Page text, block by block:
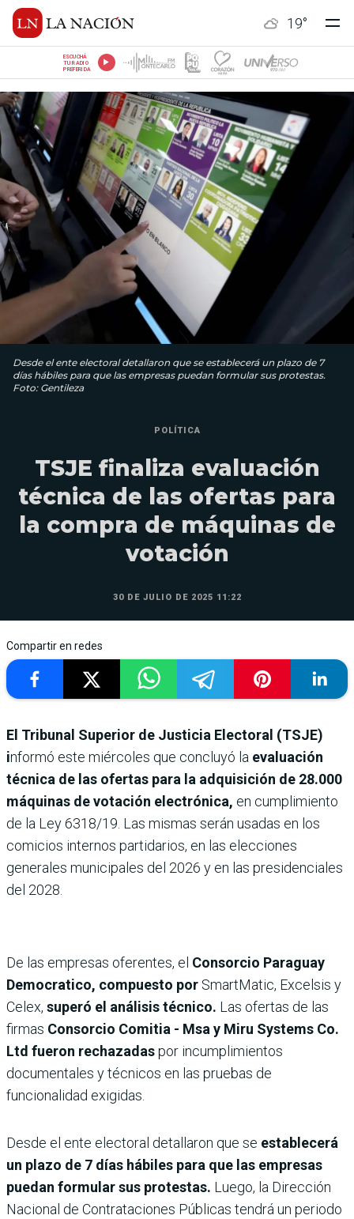
19°
ESCUCHÁ
TU RADIO
PREFERIDA
Desde el ente electoral detallaron que se establecerá un plazo de 7
días hábiles para que las empresas puedan formular sus protestas.
Foto: Gentileza
POLÍTICA
TSJE finaliza evaluación
técnica de las ofertas para
la compra de máquinas de
votación
30 DE JULIO DE 2025 11:22
Compartir en redes
El Tribunal Superior de Justicia Electoral (TSJE)
informó este miércoles que concluyó la evaluación
técnica de las ofertas para la adquisición de 28.000
máquinas de votación electrónica, en cumplimiento
de la Ley 6318/19. Las mismas serán usadas en los
comicios internos partidarios, en las elecciones
generales municipales del 2026 y en las presidenciales
del 2028.
De las empresas oferentes, el Consorcio Paraguay
Democratico, compuesto por SmartMatic, Excelsis y
Celex, superó el análisis técnico. Las ofertas de las
firmas Consorcio Comitia - Msa y Miru Systems Co.
Ltd fueron rechazadaspor incumplimientos
documentales y técnicos en las pruebas de
funcionalidad exigidas.
Desde el ente electoral detallaron que se establecerá
un plazo de 7 días hábiles para que las empresas
puedan formular sus protestas. Luego, la Dirección
Nacional de Contrataciones Públicas tendrá un periodo